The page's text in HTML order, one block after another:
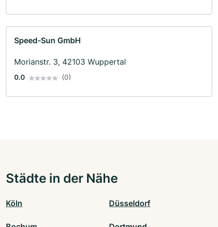
Speed-Sun GmbH
Morianstr. 3, 42103 Wuppertal
0.0 (0)
Städte in der Nähe
Köln Düsseldorf